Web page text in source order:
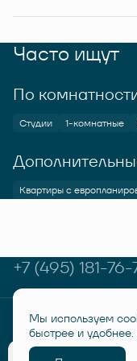
Часто ищут
По
Студии 1-комнатные
Квартиры с
+7 (495) 181-76-
© RUSICH KOTELNIKI 2026
Дисклеймер "Семейная
Мы используем
быстрее и удобнее.